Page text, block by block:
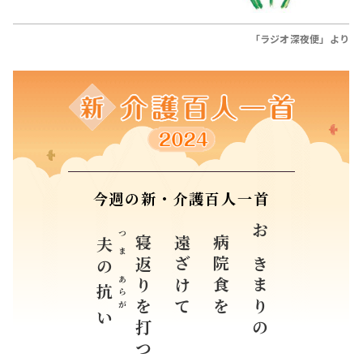
「ラジオ深夜便」より
今週の新・介護百人一首
おきまりの
病院食を
遠ざけて
寝返りを打つ
夫 つま
の
抗 あらが
い